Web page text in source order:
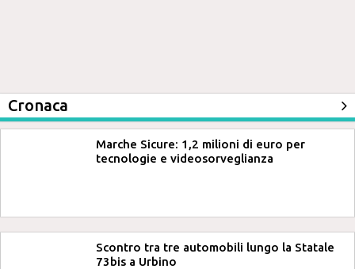
Cronaca
Marche Sicure: 1,2 milioni di euro per
tecnologie e videosorveglianza
Scontro tra tre automobili lungo la Statale
73bis a Urbino